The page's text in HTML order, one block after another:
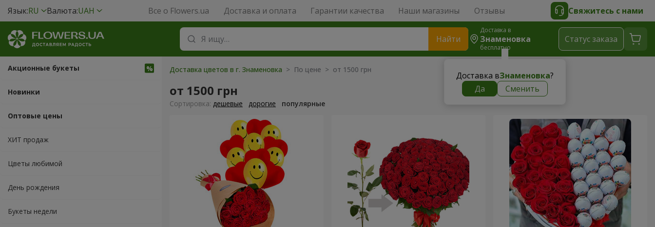
Язык:RU Валюта:UAH Все о Flowers.ua Доставка и оплата Гарантии качества Наши магазины Отзывы Свяжитесь с нами
Найти
Доставка в
Знаменовка
бесплатно
Доставка вЗнаменовка?
Да
Сменить
Cтатус заказа
Акционные букеты
Новинки
Оптовые цены
ХИТ продаж
Цветы любимой
День рождения
Букеты недели
Доставка цветов в г. Знаменовка > По цене > от 1500 грн
от 1500 грн
Cортировка: дешевые дорогие популярные